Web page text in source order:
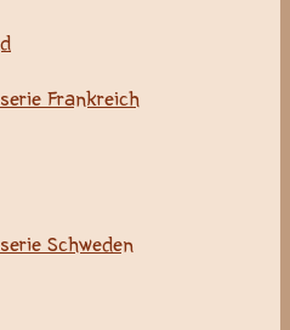
Frankreich
Schweden